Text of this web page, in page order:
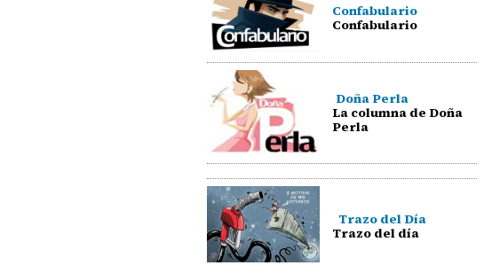
Confabulario
Confabulario
Doña Perla
La columna de Doña
Perla
Trazo del Día
Trazo del día